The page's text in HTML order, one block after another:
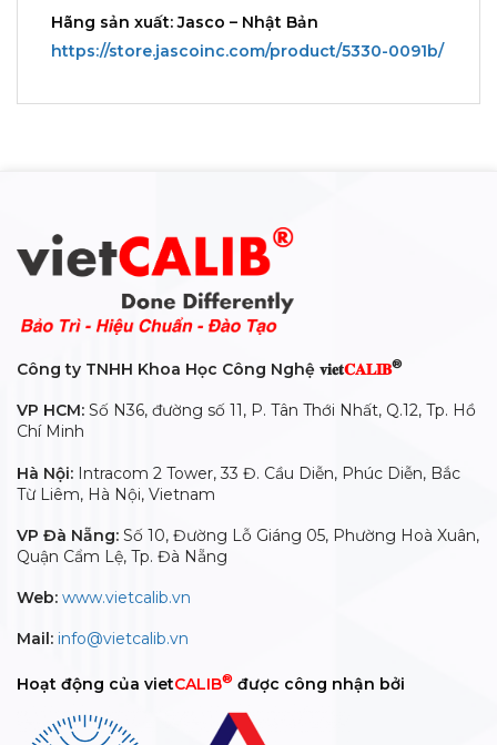
Hãng sản xuất: Jasco – Nhật Bản
https://store.jascoinc.com/product/5330-0091b/
Công ty TNHH Khoa Học Công Nghệ 𝐯𝐢𝐞𝐭𝐂𝐀𝐋𝐈𝐁®
VP HCM: Số N36, đường số 11, P. Tân Thới Nhất, Q.12, Tp. Hồ
Chí Minh
Hà Nội: Intracom 2 Tower, 33 Đ. Cầu Diễn, Phúc Diễn, Bắc
Từ Liêm, Hà Nội, Vietnam
VP Đà Nẵng: Số 10, Đường Lỗ Giáng 05, Phường Hoà Xuân,
Quận Cẩm Lệ, Tp. Đà Nẵng
Web: www.vietcalib.vn
Mail: info@vietcalib.vn
Hoạt động của vietCALIB® được công nhận bởi